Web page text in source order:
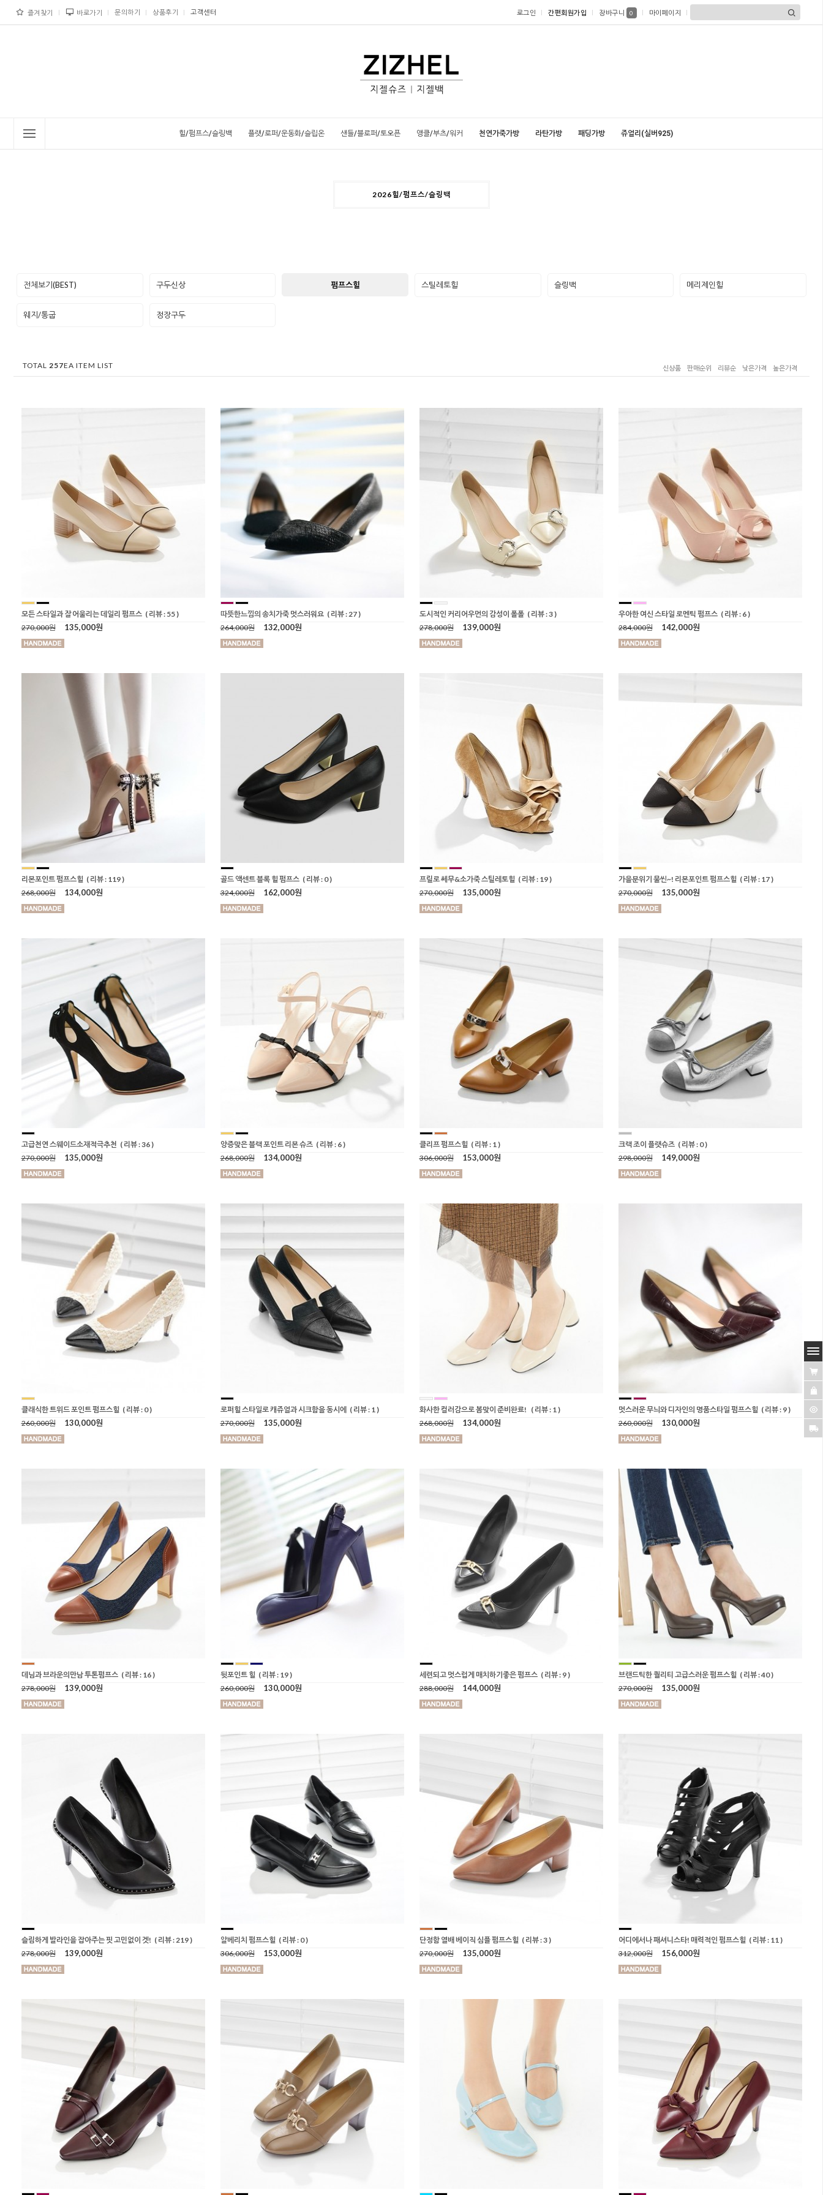
즐겨찾기 바로가기 문의하기 상품후기 고객센터 로그인 간편회원가입 장바구니 0 마이페이지
힐/펌프스/슬링백 플랫/로퍼/운동화/슬립온 샌들/블로퍼/토오픈 앵클/부츠/워커 천연가죽가방 라탄가방 패딩가방 쥬얼리(실버925)
2026힐/펌프스/슬링백
전체보기(BEST) 구두신상 펌프스힐 스틸레토힐 슬링백 메리제인힐
웨지/통굽 정장구두
TOTAL 257EA ITEM LIST 신상품 판매순위 리뷰순 낮은가격 높은가격
모든 스타일과 잘 어울리는 데일리 펌프스 ( 리뷰 : 55 )
270,000원
135,000원
따뜻한느낌의 송치가죽 멋스러워요 ( 리뷰 : 27 )
264,000원
132,000원
도시적인 커리어우먼의 감성이 폴폴 ( 리뷰 : 3 )
278,000원
139,000원
우아한 여신 스타일 로멘틱 펌프스 ( 리뷰 : 6 )
284,000원
142,000원
리본포인트 펌프스힐 ( 리뷰 : 119 )
268,000원
134,000원
골드 액센트 블록 힐 펌프스 ( 리뷰 : 0 )
324,000원
162,000원
프릴로 쎄무&소가죽 스틸레토힐 ( 리뷰 : 19 )
270,000원
135,000원
가을분위기 물씬~! 리본포인트 펌프스힐 ( 리뷰 : 17 )
270,000원
135,000원
고급천연 스웨이드소재적극추천 ( 리뷰 : 36 )
270,000원
135,000원
앙증맞은 블랙 포인트 리본 슈즈 ( 리뷰 : 6 )
268,000원
134,000원
클리프 펌프스힐 ( 리뷰 : 1 )
306,000원
153,000원
크랙 조이 플랫슈즈 ( 리뷰 : 0 )
298,000원
149,000원
클래식한 트위드 포인트 펌프스힐 ( 리뷰 : 0 )
260,000원
130,000원
로퍼힐 스타일로 캐쥬얼과 시크함을 동시에
( 리뷰 : 1 )
270,000원
135,000원
화사한 컬러감으로 봄맞이 준비완료! ( 리뷰 : 1 )
268,000원
134,000원
멋스러운 무늬와 디자인의 명품스타일 펌프스힐 ( 리뷰 : 9 )
260,000원
130,000원
데님과 브라운의만남 투톤펌프스 ( 리뷰 : 16 )
278,000원
139,000원
뒷포인트 힐 ( 리뷰 : 19 )
260,000원
130,000원
세련되고 멋스럽게 매치하기좋은 펌프스 ( 리뷰 : 9 )
288,000원
144,000원
브랜드틱한 퀄리티 고급스러운 펌프스힐 ( 리뷰 : 40 )
270,000원
135,000원
슬림하게 발라인을 잡아주는 핏 고민없이 겟! ( 리뷰 : 219 )
278,000원
139,000원
알베리치 펌프스힐 ( 리뷰 : 0 )
306,000원
153,000원
단정함 열배 베이직 심플 펌프스힐 ( 리뷰 : 3 )
270,000원
135,000원
어디에서나 패셔니스타! 매력적인 펌프스힐 ( 리뷰 : 11 )
312,000원
156,000원